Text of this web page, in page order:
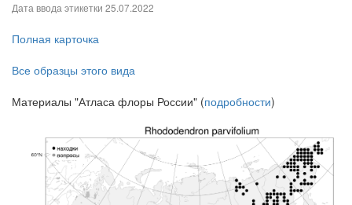
Дата ввода этикетки 25.07.2022
Полная карточка
Все образцы этого вида
Материалы "Атласа флоры России" (подробности)